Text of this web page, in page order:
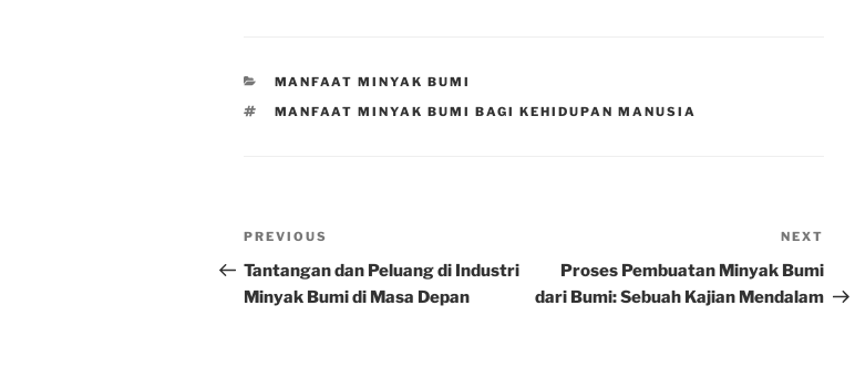
CATEGORIES
MANFAAT MINYAK BUMI
TAGS
MANFAAT MINYAK BUMI BAGI KEHIDUPAN MANUSIA
Post
navigation
Previous
Post
PREVIOUS
Tantangan dan Peluang di Industri
Minyak Bumi di Masa Depan
Post
NEXT
Proses Pembuatan Minyak Bumi
dari Bumi: Sebuah Kajian Mendalam